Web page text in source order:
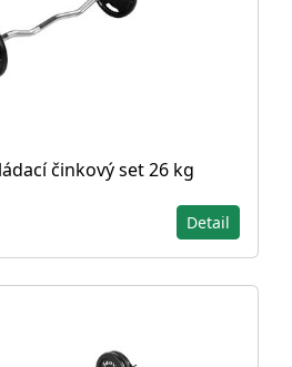
činkový set 26 kg
Detail